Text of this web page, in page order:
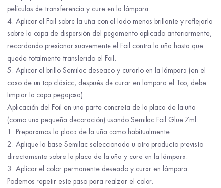
películas de transferencia y cure en la lámpara.
4. Aplicar el Foil sobre la uña con el lado menos brillante y reflejarla
sobre la capa de dispersión del pegamento aplicado anteriormente,
recordando presionar suavemente el Foil contra la uña hasta que
quede totalmente transferido el Foil.
5. Aplicar el brillo Semilac deseado y curarlo en la lámpara (en el
caso de un top clásico, después de curar en lampara el Top, debe
limpiar la capa pegajosa).
Aplicación del Foil en una parte concreta de la placa de la uña
(como una pequeña decoración) usando Semilac Foil Glue 7ml:
1. Preparamos la placa de la uña como habitualmente.
2. Aplique la base Semilac seleccionada u otro producto previsto
directamente sobre la placa de la uña y cure en la lámpara.
3. Aplicar el color permanente deseado y curar en lámpara.
Podemos repetir este paso para realzar el color.